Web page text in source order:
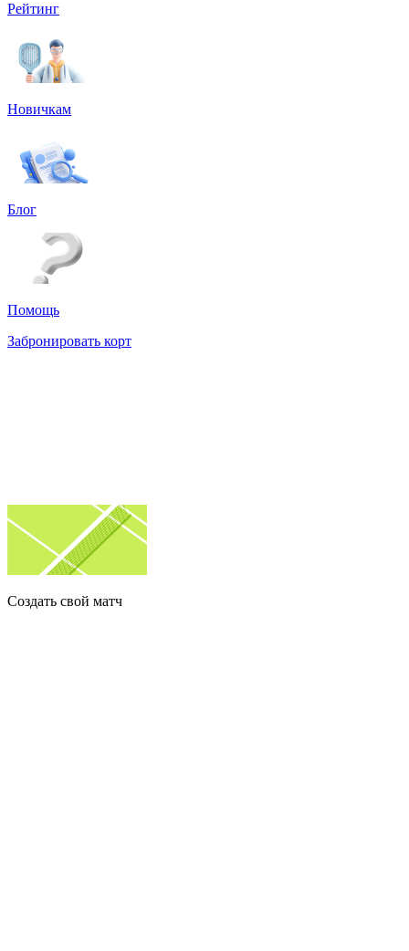
Рейтинг
Новичкам
Блог
Помощь
Забронировать корт
Создать свой матч